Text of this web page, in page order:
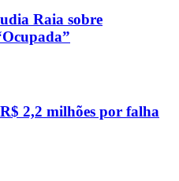
Raia sobre
2,2 milhões por falha